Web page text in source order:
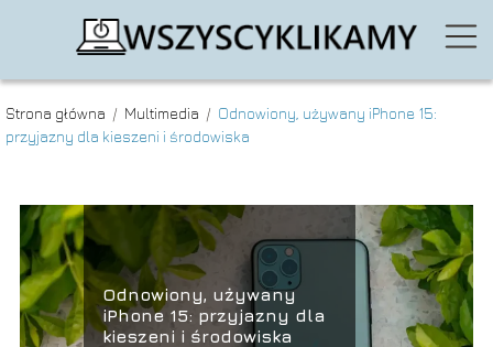
Strona główna / Multimedia / Odnowiony, używany iPhone 15:
przyjazny dla kieszeni i środowiska
Odnowiony, używany
iPhone 15: przyjazny dla
kieszeni i środowiska